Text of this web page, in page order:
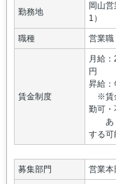
勤務地
岡山
1）
職種 営業職
賃金制度
月給
円
昇給：
※賃
勤可・
あく
する可
募集部門 営業